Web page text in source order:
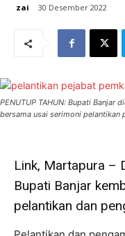
zai 30 Desember 2022
PENUTUP TAHUN: Bupati Banjar
bersama usai serimoni pelantikan
Link, Martapura –
Bupati Banjar
pelantikan dan